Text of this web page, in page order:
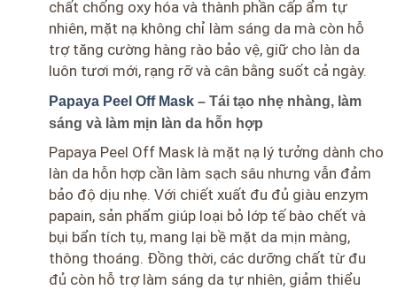
chất chống oxy hóa và thành phần cấp ẩm tự
nhiên, mặt nạ không chỉ làm sáng da mà còn hỗ
trợ tăng cường hàng rào bảo vệ, giữ cho làn da
luôn tươi mới, rạng rỡ và cân bằng suốt cả ngày.
Papaya Peel Off Mask – Tái tạo nhẹ nhàng, làm
sáng và làm mịn làn da hỗn hợp
Papaya Peel Off Mask là mặt nạ lý tưởng dành cho
làn da hỗn hợp cần làm sạch sâu nhưng vẫn đảm
bảo độ dịu nhẹ. Với chiết xuất đu đủ giàu enzym
papain, sản phẩm giúp loại bỏ lớp tế bào chết và
bụi bẩn tích tụ, mang lại bề mặt da mịn màng,
thông thoáng. Đồng thời, các dưỡng chất từ đu
đủ còn hỗ trợ làm sáng da tự nhiên, giảm thiểu